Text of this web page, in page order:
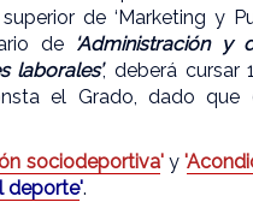
de ‘Marketing y
de ‘Administración y
laborales’, deberá cursar
el Grado, dado que
sociodeportiva'y '
deporte'.